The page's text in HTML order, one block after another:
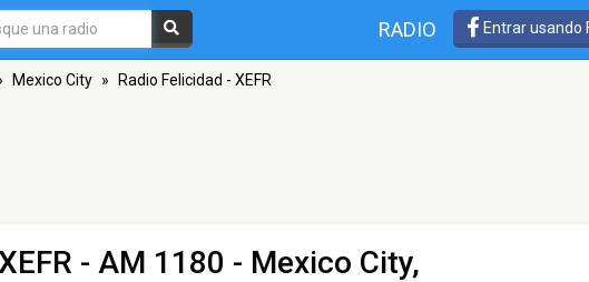
RADIO Entrar usando
Mexico City » Radio Felicidad - XEFR
- AM 1180 - Mexico City,